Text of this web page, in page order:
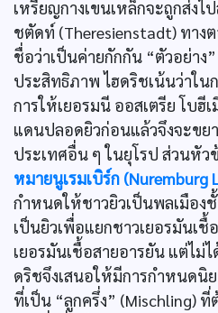
เหรียญกางเขนเหล็กจะถูกส่งไ
ชตัดท์ (Theresienstadt) ทาง
ชื่อว่าเป็นค่ายกักกัน “ตัวอย่าง
ประสิทธิภาพ ไฮดริชเน้นว่าใน
การให้เยอรมนี ออสเตรีย โบฮี
แดนปลอดยิวก่อนแล้วจึงจะขย
ประเทศอื่น ๆ ในยุโรป ส่วนหัว
หมายนูเรมเบิร์ก (Nuremburg
กำหนดให้ชาวยิวเป็นพลเมือ
เป็นยิวเพื่อแยกชาวเยอรมันเชื้
เยอรมันเชื้อสายอารยัน แต่ไม่ไ
ดริชจึงเสนอให้มีการกำหนดนิ
ที่เป็น “ลูกครึ่ง” (Mischling)